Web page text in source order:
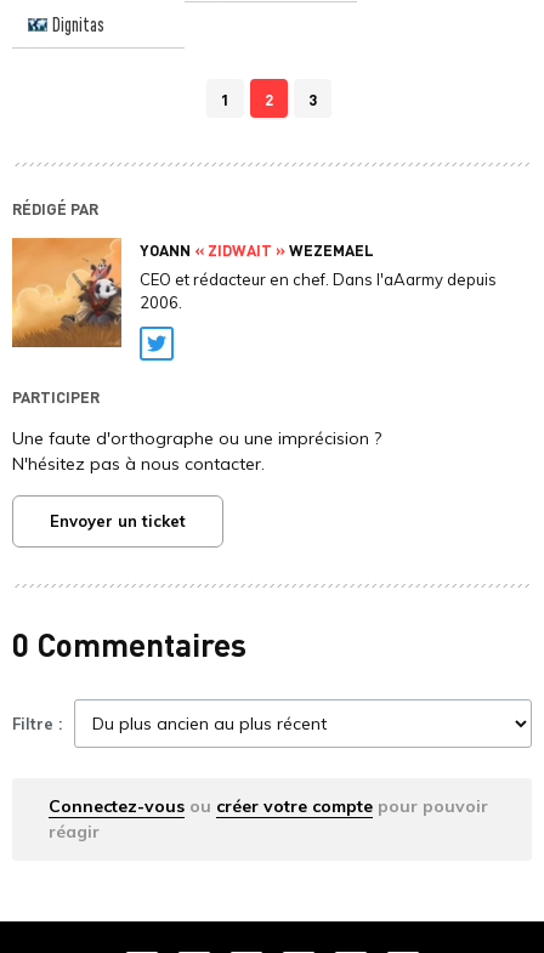
Dignitas
1 2 3
RÉDIGÉ PAR
YOANN « ZIDWAIT »WEZEMAEL
CEO et rédacteur en chef. Dans l'aAarmy depuis
2006.
Twitter
PARTICIPER
Une faute d'orthographe ou une imprécision ?
N'hésitez pas à nous contacter.
Envoyer un ticket
0 Commentaires
Filtre :
Connectez-vous ou créer votre compte pour pouvoir
réagir